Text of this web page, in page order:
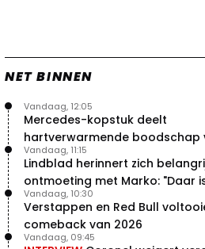
stuur bij Jeremy
boven te hebben
2
Verstappen moet Red
even de tijd geven
0
NET BINNEN
Mercedes-kopstuk deelt
hartverwarmende boodschap
overstap naar Red Bull
Vandaag, 12:05
Lindblad herinnert zich
ontmoeting met Marko: "Daar
echt begonnen"
Vandaag, 11:15
Verstappen en Red Bull
comeback van 2026
Vandaag, 10:30
Vandaag, 09:45